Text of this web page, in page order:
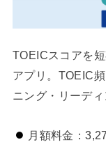
TOEICスコアを
アプリ。TOEIC
ニング・リーデ
月額料金：